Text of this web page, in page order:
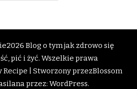
Blog o tym jak zdrowo się
pić i żyć. Wszelkie prawa
Recipe | Stworzony przezBlossom
przez: WordPress.